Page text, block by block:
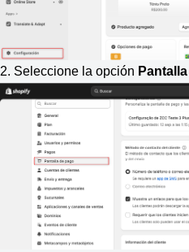
2. Seleccione la opción